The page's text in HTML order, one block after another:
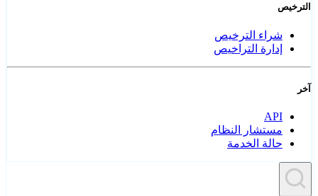
الترخيص
شراء الترخيص
إدارة التراخيص
آخر
API
مستشار النظام
حالة الخدمة